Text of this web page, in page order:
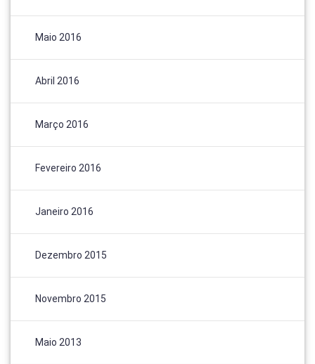
Maio 2016
Abril 2016
Março 2016
Fevereiro 2016
Janeiro 2016
Dezembro 2015
Novembro 2015
Maio 2013